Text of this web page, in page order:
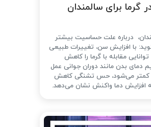
برای سالمندان
درباره علت حساسیت بیشتر
با افزایش سن، تغییرات طبیعی
مقابله با گرما را کاهش
بدن مانند دوران جوانی عمل
کمتر می‌شود، حس تشنگی کاهش
افزایش دما واکنش نشان می‌دهد.